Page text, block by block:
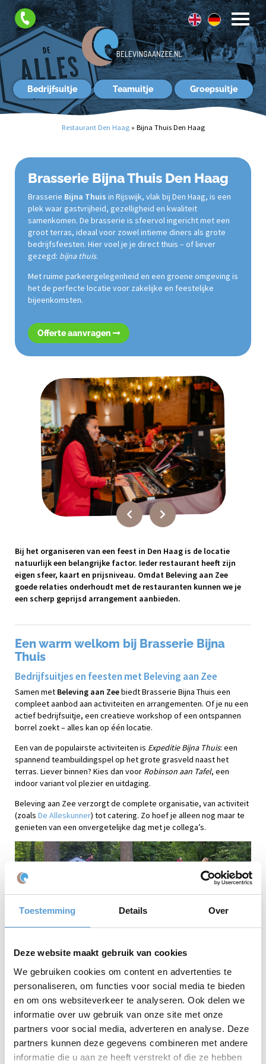
Toestemming Details Over
Deze website maakt gebruik van cookies
We gebruiken cookies om content en advertenties te
personaliseren, om functies voor social media te bieden
en om ons websiteverkeer te analyseren. Ook delen we
informatie over uw gebruik van onze site met onze
partners voor social media, adverteren en analyse. Deze
partners kunnen deze gegevens combineren met andere
informatie die u aan ze heeft verstrekt of die ze hebben
Bedrijfsuitje Teamuitje Groepsuitje
Contact
Restaurant Den Haag » Bijna Thuis Den Haag
Brasserie Bijna Thuis Den Haag
Brasserie Bijna Thuis in Rijswijk, vlak bij Den Haag, is een
plek waar gastvrijheid, gezelligheid en kwaliteit
samenkomen. De brasserie is sfeervol ingericht met een
groot terras, ideaal voor zowel intieme diners als grote
bedrijfsfeesten. Hier voel je je direct thuis – of liever
gezegd: bijna thuis.
Met ruime parkeergelegenheid en een groene omgeving is
het de perfecte locatie voor zakelijke en feestelijke
bijeenkomsten.
Offerte aanvragen
Bij het organiseren van een feest in Den Haag is de locatie
natuurlijk een belangrijke factor. Ieder restaurant heeft zijn
eigen sfeer, kaart en prijsniveau. Omdat Beleving aan Zee
goede relaties onderhoudt met de restauranten kunnen we je
een scherp geprijsd arrangement aanbieden.
Een warm welkom bij Brasserie Bijna
Thuis
Bedrijfsuitjes en feesten met Beleving aan Zee
Samen met Beleving aan Zeebiedt Brasserie Bijna Thuis een
compleet aanbod aan activiteiten en arrangementen. Of je nu een
actief bedrijfsuitje, een creatieve workshop of een ontspannen
borrel zoekt – alles kan op één locatie.
Een van de populairste activiteiten is Expeditie Bijna Thuis: een
spannend teambuildingspel op het grote grasveld naast het
terras. Liever binnen? Kies dan voor Robinson aan Tafel, een
indoor variant vol plezier en uitdaging.
Beleving aan Zee verzorgt de complete organisatie, van activiteit
(zoals De Alleskunner) tot catering. Zo hoef je alleen nog maar te
genieten van een onvergetelijke dag met je collega’s.
Waarom kiezen voor Brasserie Bijna Thuis?
Grote binnen- én buitenruimte
Volledig verzorgd programma mogelijk, eten, workshops en
teambuilding
Heerlijke gerechten en gastvrije bediening
Perfect voor bedrijfsuitjes, teamdagen, workshops en
personeelsfeesten